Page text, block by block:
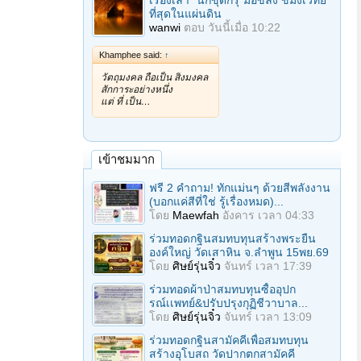
ที่สุดในแผ่นดิน
wanwi ตอบ วันนี้เมื่อ 10:22
Khamphee said: ↑
วัตถุมงคล ถือเป็น สิ่งมงคล
สักการะอย่างหนึ่ง
แต่ ที่ เป็น…
เข้าชมมาก
ฟรี 2 คำถาม! ทักแม่นๆ ด้วยสีพลังงาน
(บอกแค่สีที่ใช่ รู้เรื่องหมด)...
โดย Maewfah อังคาร เวลา 04:33
ร่วมทอดกฐินสมทบทุนสร้างพระยืน
องค์ใหญ่ วัดเสาหิน จ.ลําพูน 15พย.69
โดย ศิษย์รุ่นจิ๋ว จันทร์ เวลา 17:39
ร่วมทอดผ้าป่าสมทบทุนซื้ออุปก
รณ์เเพทย์&ปรับปรุงกุฏิชีวาบาล...
โดย ศิษย์รุ่นจิ๋ว จันทร์ เวลา 13:09
ร่วมทอดกฐินสามัคคีเพื่อสมทบทุน
สร้างอุโบสถ วัดปากตกสามัคคี